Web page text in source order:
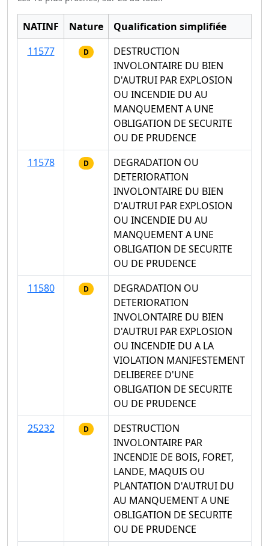
NATINF Nature
Qualification simplifiée
11577
D
DESTRUCTION
INVOLONTAIRE DU BIEN
D'AUTRUI PAR EXPLOSION
OU INCENDIE DU AU
MANQUEMENT A UNE
OBLIGATION DE SECURITE
OU DE PRUDENCE
11578
D
DEGRADATION OU
DETERIORATION
INVOLONTAIRE DU BIEN
D'AUTRUI PAR EXPLOSION
OU INCENDIE DU AU
MANQUEMENT A UNE
OBLIGATION DE SECURITE
OU DE PRUDENCE
11580
D
DEGRADATION OU
DETERIORATION
INVOLONTAIRE DU BIEN
D'AUTRUI PAR EXPLOSION
OU INCENDIE DU A LA
VIOLATION MANIFESTEMENT
DELIBEREE D'UNE
OBLIGATION DE SECURITE
OU DE PRUDENCE
25232
D
DESTRUCTION
INVOLONTAIRE PAR
INCENDIE DE BOIS, FORET,
LANDE, MAQUIS OU
PLANTATION D'AUTRUI DU
AU MANQUEMENT A UNE
OBLIGATION DE SECURITE
OU DE PRUDENCE